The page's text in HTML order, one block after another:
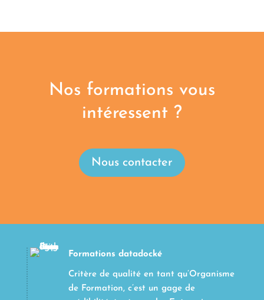
Nos formations vous
intéressent ?
Nous contacter
Formations datadocké
Critère de qualité en tant qu’Organisme
de Formation, c’est un gage de